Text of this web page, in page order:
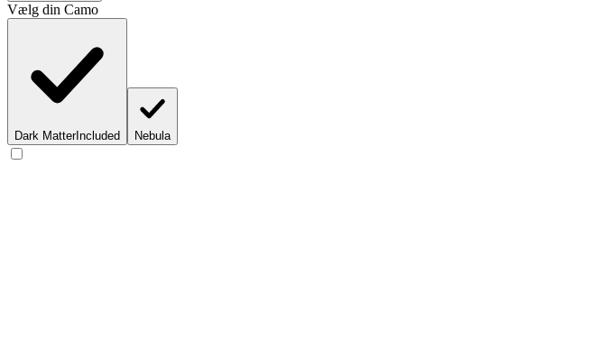
Vælg din Camo
Dark MatterIncluded Nebula